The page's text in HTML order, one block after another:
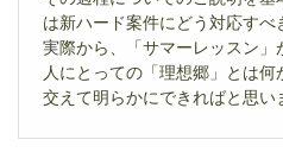
は新ハード案件にどう対応すべ
実際から、「サマーレッスン」
人にとっての「理想郷」とは何
交えて明らかにできればと思い